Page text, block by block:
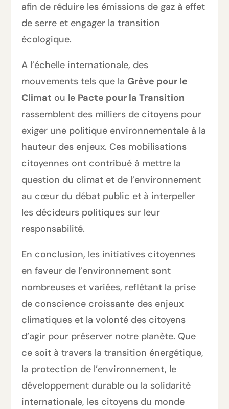
afin de réduire les émissions de gaz à effet
de serre et engager la transition
écologique.
A l’échelle internationale, des
mouvements tels que la Grève pour le
Climat ou le Pacte pour la Transition
rassemblent des milliers de citoyens pour
exiger une politique environnementale à la
hauteur des enjeux. Ces mobilisations
citoyennes ont contribué à mettre la
question du climat et de l’environnement
au cœur du débat public et à interpeller
les décideurs politiques sur leur
responsabilité.
En conclusion, les initiatives citoyennes
en faveur de l’environnement sont
nombreuses et variées, reflétant la prise
de conscience croissante des enjeux
climatiques et la volonté des citoyens
d’agir pour préserver notre planète. Que
ce soit à travers la transition énergétique,
la protection de l’environnement, le
développement durable ou la solidarité
internationale, les citoyens du monde